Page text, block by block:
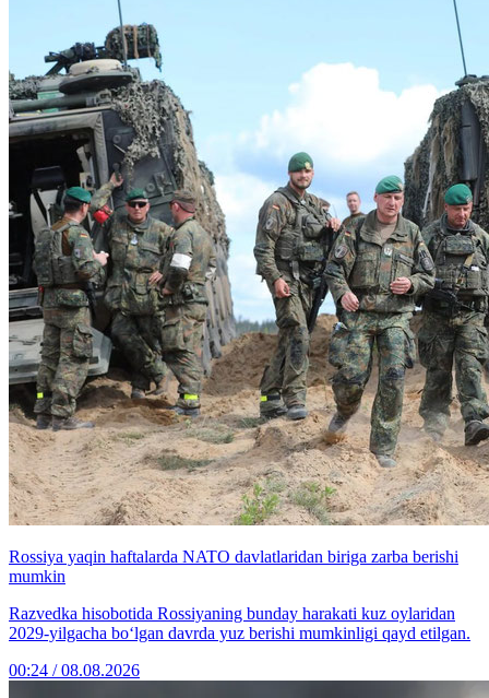
Rossiya yaqin haftalarda NATO davlatlaridan biriga zarba berishi
mumkin
Razvedka hisobotida Rossiyaning bunday harakati kuz oylaridan
2029-yilgacha bo‘lgan davrda yuz berishi mumkinligi qayd etilgan.
00:24 / 08.08.2026